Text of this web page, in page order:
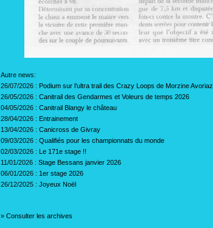
Autre news:
26/07/2026 : Podium sur l’ultra trail des Crazy Loops de Morzine Avoriaz
26/05/2026 : Canitrail des Gendarmes et Voleurs de temps 2026
04/05/2026 : Canitrail Blangy le château
28/04/2026 : Entrainement
13/04/2026 : Canicross de Givray
09/03/2026 : Qualifiés pour les championnats du monde
02/03/2026 : Le 171e stage !!
11/01/2026 : Stage Bessans janvier 2026
06/01/2026 : 1er stage 2026
26/12/2025 : Joyeux Noël
» Consulter les archives